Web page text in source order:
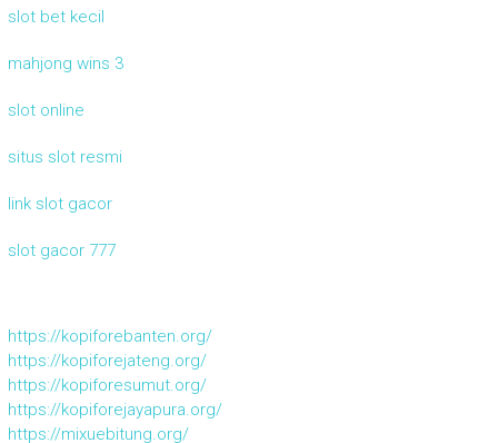
slot bet kecil
mahjong wins 3
slot online
situs slot resmi
link slot gacor
slot gacor 777
https://kopiforebanten.org/
https://kopiforejateng.org/
https://kopiforesumut.org/
https://kopiforejayapura.org/
https://mixuebitung.org/